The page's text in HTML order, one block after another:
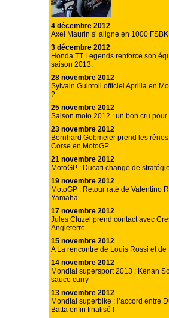
4 décembre 2012
Axel Maurin s’ aligne en 1000
3 décembre 2012
Honda TT Legends renforce son
saison 2013.
28 novembre 2012
Sylvain Guintoli officiel Aprilia en
?
25 novembre 2012
Saison moto 2012 : un bon cru
23 novembre 2012
Bernhard Gobmeier prend les
Corse en MotoGP
21 novembre 2012
MotoGP : Ducati change de stratégie
19 novembre 2012
MotoGP : Retour raté de Valentino
Yamaha.
17 novembre 2012
Jules Cluzel prend contact avec
Angleterre
15 novembre 2012
A La rencontre de Louis Rossi et
14 novembre 2012
Mondial supersport 2013 : Kenan
sauce curry
13 novembre 2012
Mondial superbike : l’accord entre
Batta enfin finalisé !